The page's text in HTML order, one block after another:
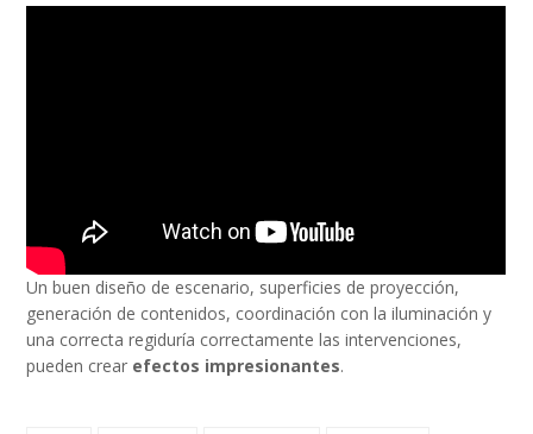
Un buen diseño de escenario, superficies de proyección,
generación de contenidos, coordinación con la iluminación y
una correcta regiduría correctamente las intervenciones,
pueden crear efectos impresionantes.